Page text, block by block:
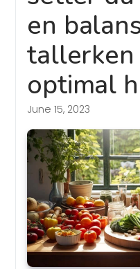
en
optimal
June 15, 2023